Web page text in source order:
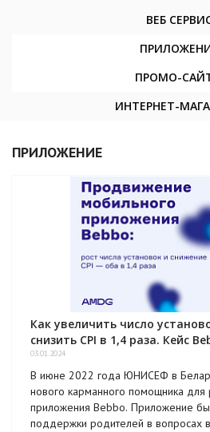
ВЕБ
ПРОМО-
ИНТЕРНЕТ-
ПРИЛОЖЕНИЕ
Как увеличить число
снизить CPI в 1,4 раза. Кейс
03.01.2024
В июне 2022 года ЮНИСЕФ в
нового карманного помощника
приложения Bebbo. Приложение
поддержки родителей в вопросах